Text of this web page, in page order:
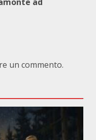
un commento.